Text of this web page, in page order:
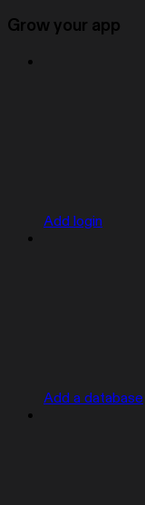
Grow your app
Add login
Add a database